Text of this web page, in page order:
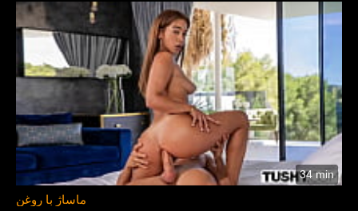
34 min
ماساژ با روغن